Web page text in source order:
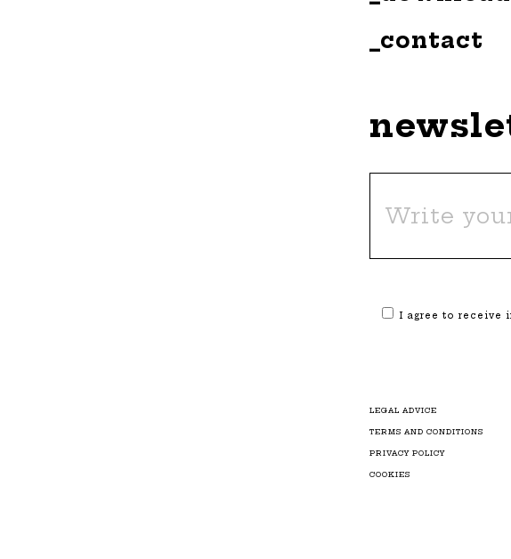
_contact
I agree to receive
LEGAL ADVICE
TERMS AND CONDITIONS
PRIVACY POLICY
COOKIES